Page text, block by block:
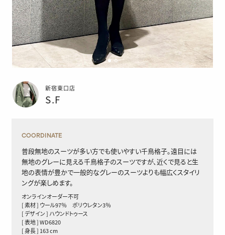
新宿東口店
S.F
COORDINATE
普段無地のスーツが多い方でも使いやすい千鳥格子。遠目には
無地のグレーに見える千鳥格子のスーツですが、近くで見ると生
地の表情が豊かで一般的なグレーのスーツよりも幅広くスタイリ
ングが楽しめます。
オンラインオーダー不可
[ 素材 ] ウール97％ ポリウレタン3％
[ デザイン ] ハウンドトゥース
[ 表地 ] WD6820
[ 身長 ] 163 cm